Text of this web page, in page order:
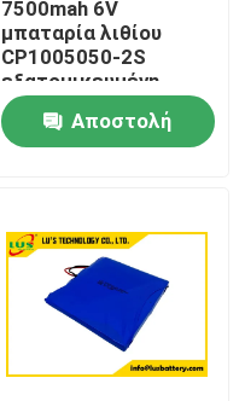
7500mah 6V
μπαταρία λιθίου
CP1005050-2S
εξατομικευμένη
μπαταρία
πρωταρχικού λιθίου
Αποστολή